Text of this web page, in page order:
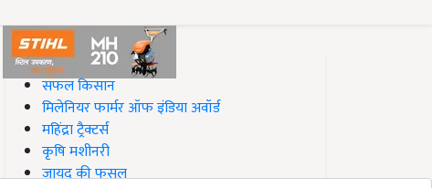
#Top on Krishi Jagran
सफल किसान
मिलेनियर फार्मर ऑफ इंडिया अवॉर्ड
महिंद्रा ट्रैक्टर्स
कृषि मशीनरी
जायद की फसल